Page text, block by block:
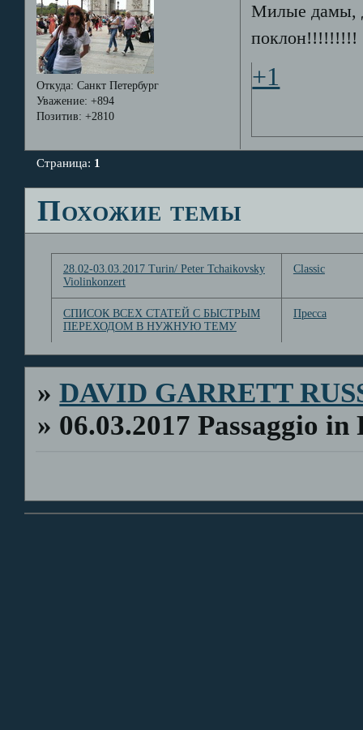
Откуда: Санкт Петербург
Уважение: +894
Позитив: +2810
Милые дамы,
поклон!!!!!!!!!
+1
Страница: 1
Похожие темы
28.02-03.03.2017 Turin/ Peter Tchaikovsky
Violinkonzert
Classic
СПИСОК ВСЕХ СТАТЕЙ С БЫСТРЫМ
ПЕРЕХОДОМ В НУЖНУЮ ТЕМУ
Пресса
»DAVID GARRETT
» 06.03.2017 Passaggio